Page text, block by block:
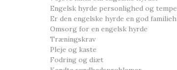
Engelsk hyrde personlighed og
Er den engelske hyrde en god
Omsorg for en engelsk hyrde
Træningskrav
Pleje og kaste
Fodring og diæt